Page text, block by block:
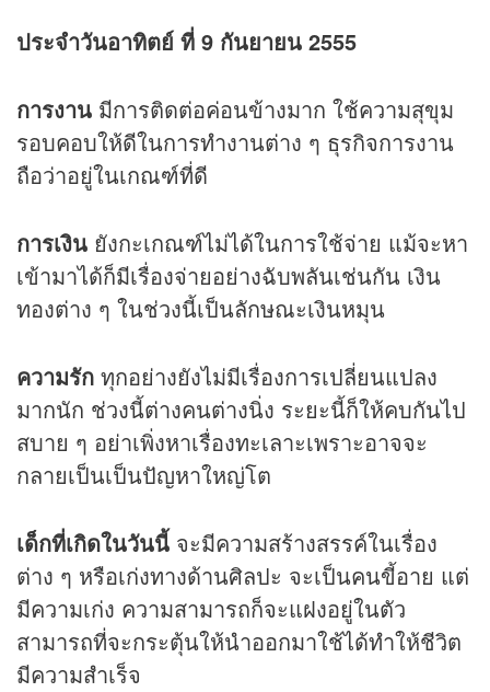
ประจำวันอาทิตย์ ที่ 9 กันยายน 2555
การงาน มีการติดต่อค่อนข้างมาก ใช้ความสุขุม
รอบคอบให้ดีในการทำงานต่าง ๆ ธุรกิจการงาน
ถือว่าอยู่ในเกณฑ์ที่ดี
การเงิน ยังกะเกณฑ์ไม่ได้ในการใช้จ่าย แม้จะหา
เข้ามาได้ก็มีเรื่องจ่ายอย่างฉับพลันเช่นกัน เงิน
ทองต่าง ๆ ในช่วงนี้เป็นลักษณะเงินหมุน
ความรัก ทุกอย่างยังไม่มีเรื่องการเปลี่ยนแปลง
มากนัก ช่วงนี้ต่างคนต่างนิ่ง ระยะนี้ก็ให้คบกันไป
สบาย ๆ อย่าเพิ่งหาเรื่องทะเลาะเพราะอาจจะ
กลายเป็นเป็นปัญหาใหญ่โต
เด็กที่เกิดในวันนี้ จะมีความสร้างสรรค์ในเรื่อง
ต่าง ๆ หรือเก่งทางด้านศิลปะ จะเป็นคนขี้อาย แต่
มีความเก่ง ความสามารถก็จะแฝงอยู่ในตัว
สามารถที่จะกระตุ้นให้นำออกมาใช้ได้ทำให้ชีวิต
มีความสำเร็จ